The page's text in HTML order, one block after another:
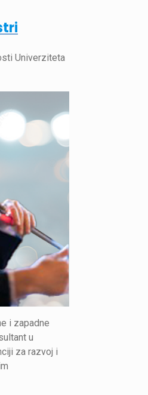
Univerziteta
i zapadne
u
za razvoj i